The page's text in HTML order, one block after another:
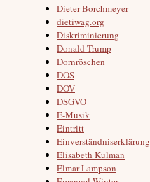
Dieter Borchmeyer
dietiwag.org
Diskriminierung
Donald Trump
Dornröschen
DOS
DOV
DSGVO
E-Musik
Eintritt
Einverständniserklärung
Elisabeth Kulman
Elmar Lampson